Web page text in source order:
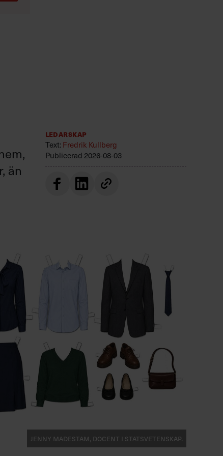
än
Ledarskap
Text: Fredrik Kullberg
Publicerad 2026-08-03
Jenny Madestam, docent i statsvetenskap.